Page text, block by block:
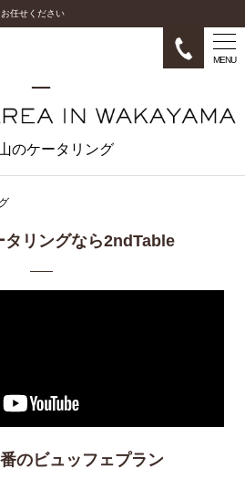
任せください
MENU
のケータリング
タリングなら2ndTable
のビュッフェプラン